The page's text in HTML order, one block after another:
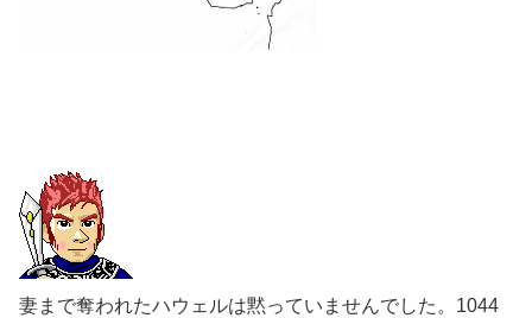
妻まで奪われたハウェルは黙っていませんでした。1044